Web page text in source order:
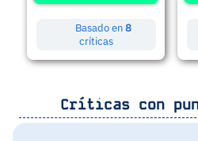
Basado en8
críticas
Críticas con